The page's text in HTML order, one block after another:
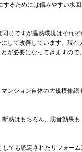
るためには傷みやすい水
じですが温熱環境はそれぞ
して改善しています。現在
が必要になってきますので
ンション自体の大規模修繕
熱はもちろん、防音効果も
ても認定されたリフォーム